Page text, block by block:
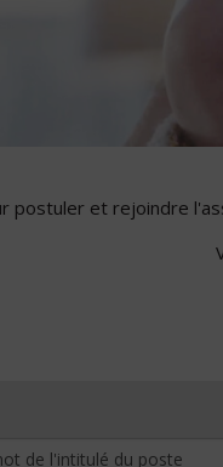
postuler et rejoindre